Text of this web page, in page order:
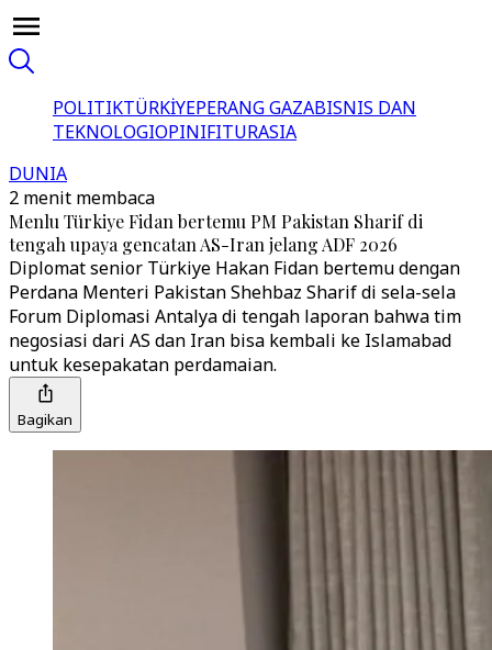
POLITIKTÜRKİYEPERANG GAZABISNIS DAN
TEKNOLOGIOPINIFITURASIA
DUNIA
2 menit membaca
Menlu Türkiye Fidan bertemu PM Pakistan Sharif di
tengah upaya gencatan AS-Iran jelang ADF 2026
Diplomat senior Türkiye Hakan Fidan bertemu dengan
Perdana Menteri Pakistan Shehbaz Sharif di sela-sela
Forum Diplomasi Antalya di tengah laporan bahwa tim
negosiasi dari AS dan Iran bisa kembali ke Islamabad
untuk kesepakatan perdamaian.
Bagikan